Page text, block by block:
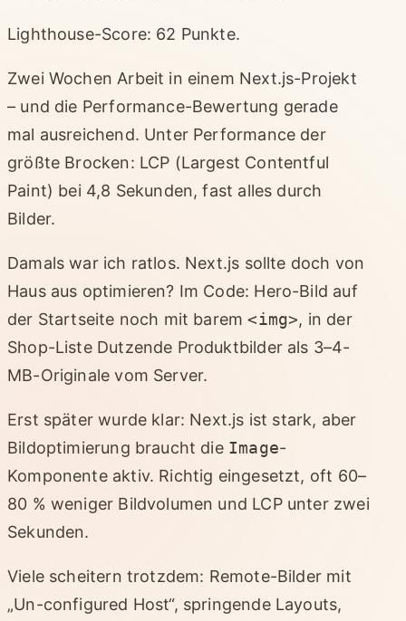
Lighthouse-Score: 62 Punkte.
Zwei Wochen Arbeit in einem Next.js-Projekt
– und die Performance-Bewertung gerade
mal ausreichend. Unter Performance der
größte Brocken: LCP (Largest Contentful
Paint) bei 4,8 Sekunden, fast alles durch
Bilder.
Damals war ich ratlos. Next.js sollte doch von
Haus aus optimieren? Im Code: Hero-Bild auf
der Startseite noch mit barem<img>, in der
Shop-Liste Dutzende Produktbilder als 3–4-
MB-Originale vom Server.
Erst später wurde klar: Next.js ist stark, aber
Bildoptimierung braucht die Image-
Komponente aktiv. Richtig eingesetzt, oft 60–
80 % weniger Bildvolumen und LCP unter zwei
Sekunden.
Viele scheitern trotzdem: Remote-Bilder mit
„Un-configured Host“, springende Layouts,